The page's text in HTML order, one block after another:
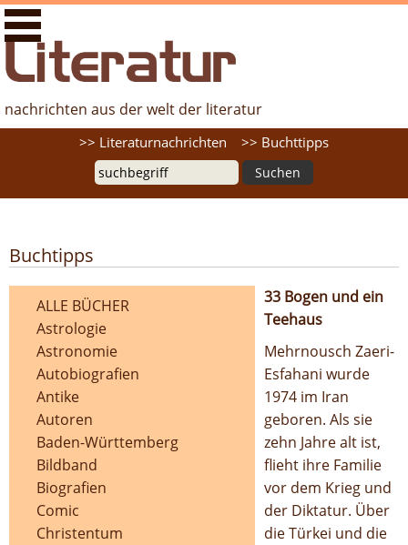
literaturfernsehen.de - Nachrichten aus der Welt der
Literatur
nachrichten aus der welt der literatur
>> Literaturnachrichten >> Buchttipps
Buchtipps
Kategorien
ALLE BÜCHER
Astrologie
Astronomie
Autobiografien
Antike
Autoren
Baden-Württemberg
Bildband
Biografien
Comic
Christentum
33 Bogen und ein
Teehaus
Mehrnousch Zaeri-
Esfahani wurde
1974 im Iran
geboren. Als sie
zehn Jahre alt ist,
flieht ihre Familie
vor dem Krieg und
der Diktatur. Über
die Türkei und die